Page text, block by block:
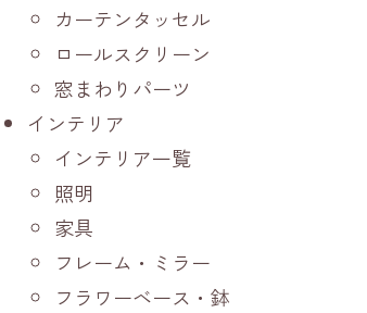
カーテンタッセル
ロールスクリーン
窓まわりパーツ
インテリア
インテリア一覧
照明
家具
フレーム・ミラー
フラワーベース・鉢